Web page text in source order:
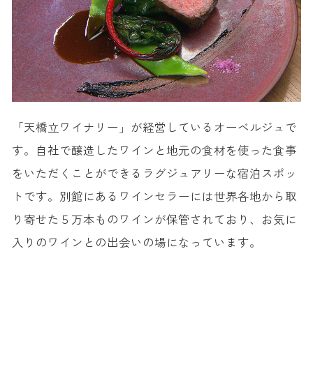
「天橋立ワイナリー」が経営しているオーベルジュで
す。自社で醸造したワインと地元の食材を使った食事
をいただくことができるラグジュアリーな宿泊スポッ
トです。別館にあるワインセラーには世界各地から取
り寄せた５万本ものワインが保管されており、お気に
入りのワインとの出会いの場になっています。